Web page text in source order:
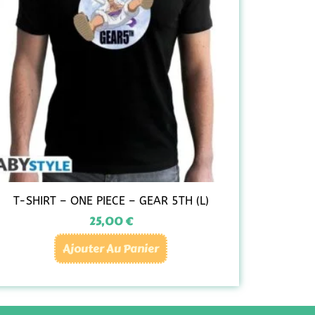
T-SHIRT – ONE PIECE – GEAR 5TH (L)
25,00€
Ajouter Au Panier